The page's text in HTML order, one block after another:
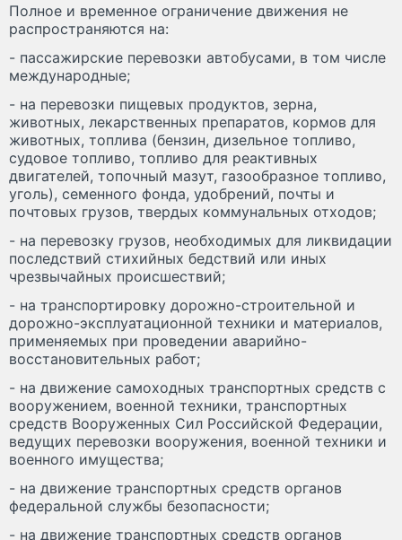
Полное и временное ограничение движения не
распространяются на:
- пассажирские перевозки автобусами, в том числе
международные;
- на перевозки пищевых продуктов, зерна,
животных, лекарственных препаратов, кормов для
животных, топлива (бензин, дизельное топливо,
судовое топливо, топливо для реактивных
двигателей, топочный мазут, газообразное топливо,
уголь), семенного фонда, удобрений, почты и
почтовых грузов, твердых коммунальных отходов;
- на перевозку грузов, необходимых для ликвидации
последствий стихийных бедствий или иных
чрезвычайных происшествий;
- на транспортировку дорожно-строительной и
дорожно-эксплуатационной техники и материалов,
применяемых при проведении аварийно-
восстановительных работ;
- на движение самоходных транспортных средств с
вооружением, военной техники, транспортных
средств Вооруженных Сил Российской Федерации,
ведущих перевозки вооружения, военной техники и
военного имущества;
- на движение транспортных средств органов
федеральной службы безопасности;
- на движение транспортных средств органов